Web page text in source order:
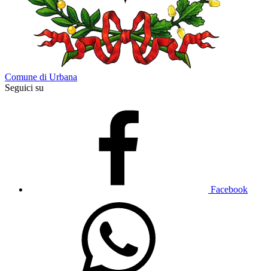
Comune di Urbana
Seguici su
Facebook